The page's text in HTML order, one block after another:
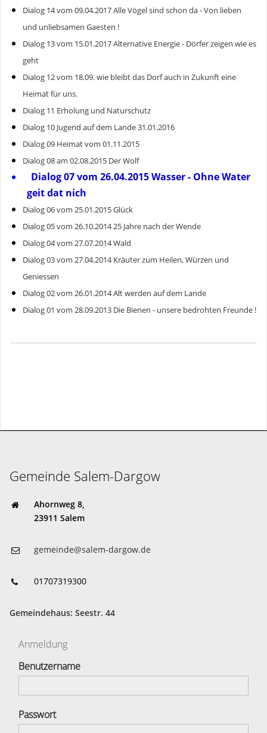
Dialog 14 vom 09.04.2017 Alle Vögel sind schon da - Von lieben
und unliebsamen Gaesten !
Dialog 13 vom 15.01.2017 Alternative Energie - Dörfer zeigen wie es
geht
Dialog 12 vom 18.09. wie bleibt das Dorf auch in Zukunft eine
Heimat für uns.
Dialog 11 Erholung und Naturschutz
Dialog 10 Jugend auf dem Lande 31.01.2016
Dialog 09 Heimat vom 01.11.2015
Dialog 08 am 02.08.2015 Der Wolf
Dialog 07 vom 26.04.2015 Wasser - Ohne Water
geit dat nich
Dialog 06 vom 25.01.2015 Glück
Dialog 05 vom 26.10.2014 25 Jahre nach der Wende
Dialog 04 vom 27.07.2014 Wald
Dialog 03 vom 27.04.2014 Kräuter zum Heilen, Würzen und
Geniessen
Dialog 02 vom 26.01.2014 Alt werden auf dem Lande
Dialog 01 vom 28.09.2013 Die Bienen - unsere bedrohten Freunde !
Gemeinde Salem-Dargow
Ahornweg 8,
23911 Salem
gemeinde@salem-dargow.de
01707319300
Gemeindehaus: Seestr. 44
Anmeldung
Benutzername
Passwort